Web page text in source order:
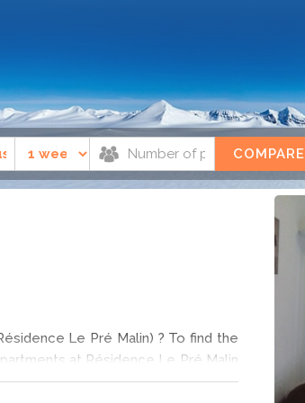
COMPARE
Résidence Le Pré Malin
Le Pré Malin) ? To find the
at Résidence Le Pré Malin
from professional retailers.